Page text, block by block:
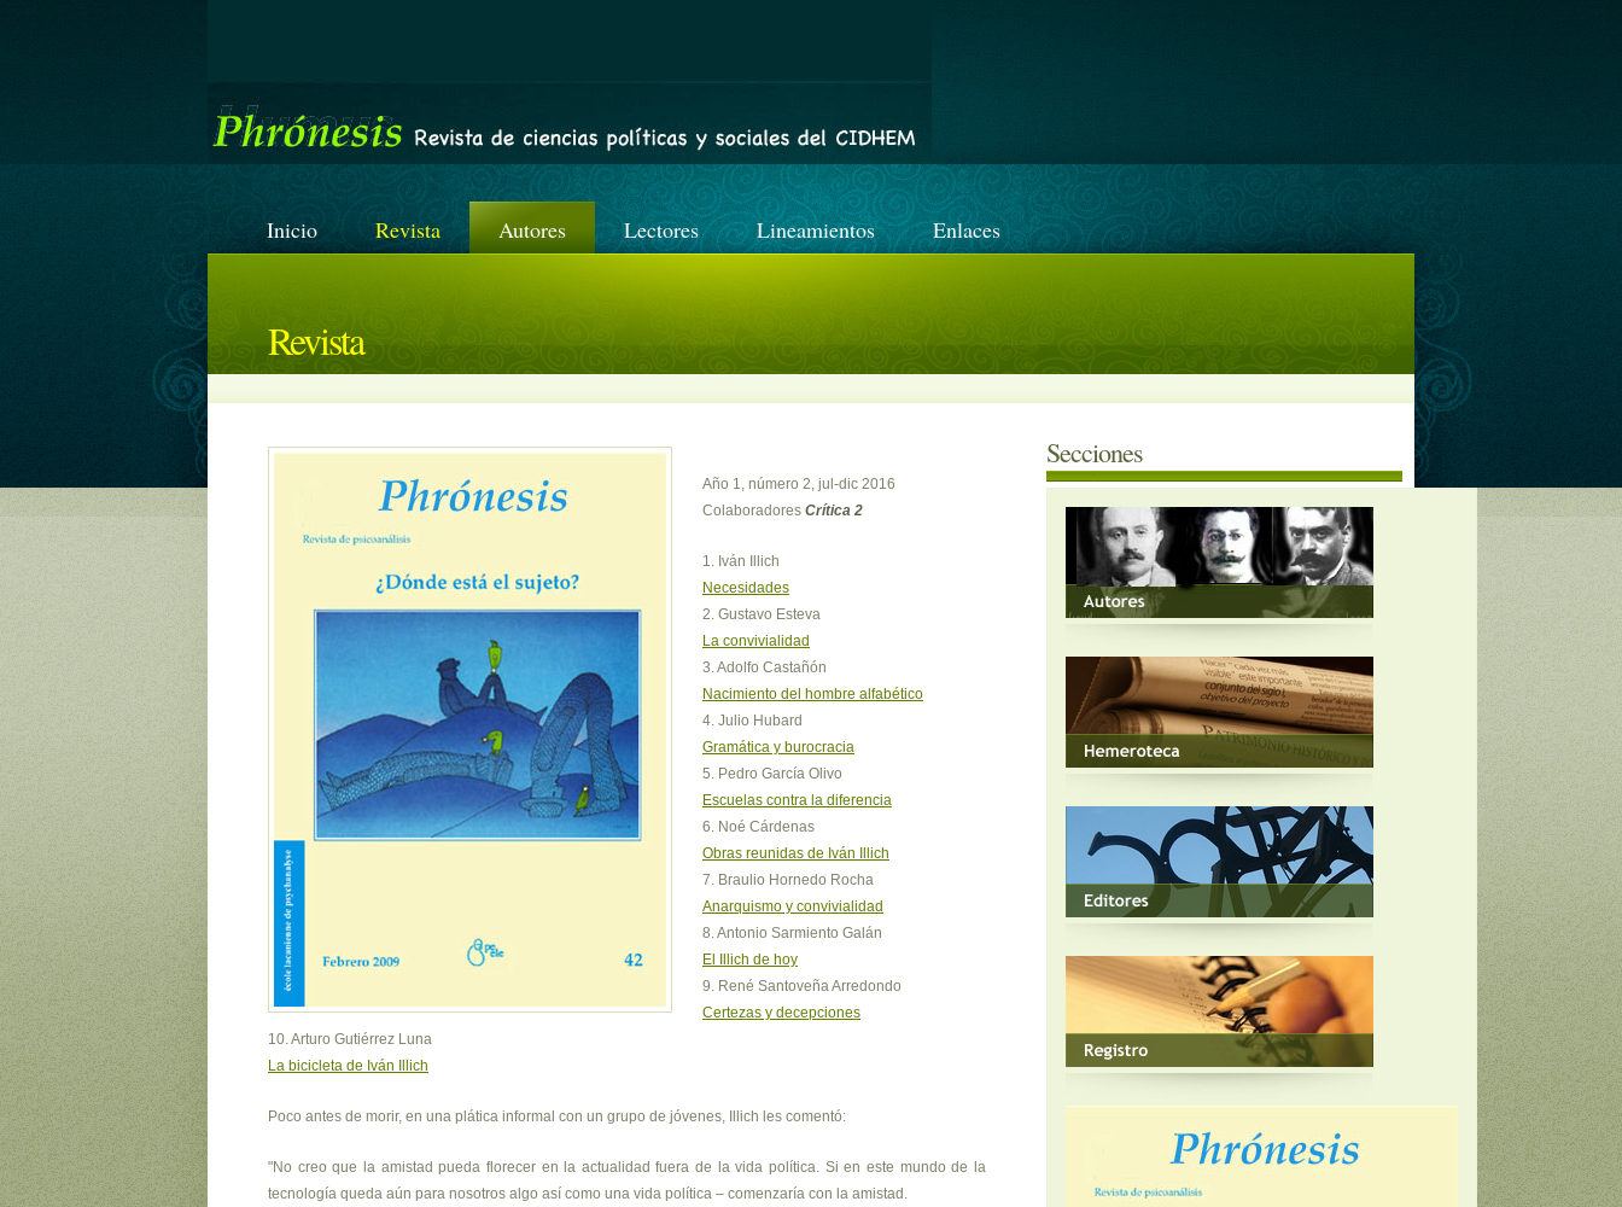
Inicio Revista Autores Lectores Lineamientos Enlaces
Revista
Año 1, número 2, jul-dic 2016
Colaboradores Crítica 2
1. Iván Illich
Necesidades
2. Gustavo Esteva
La convivialidad
3. Adolfo Castañón
Nacimiento del hombre alfabético
4. Julio Hubard
Gramática y burocracia
5. Pedro García Olivo
Escuelas contra la diferencia
6. Noé Cárdenas
Obras reunidas de Iván Illich
7. Braulio Hornedo Rocha
Anarquismo y convivialidad
8. Antonio Sarmiento Galán
El Illich de hoy
9. René Santoveña Arredondo
Certezas y decepciones
10. Arturo Gutiérrez Luna
La bicicleta de Iván Illich
Poco antes de morir, en una plática informal con un grupo de jóvenes, Illich les comentó:
"No creo que la amistad pueda florecer en la actualidad fuera de la vida política. Si en este mundo de la
tecnología queda aún para nosotros algo así como una vida política – comenzaría con la amistad.
Secciones